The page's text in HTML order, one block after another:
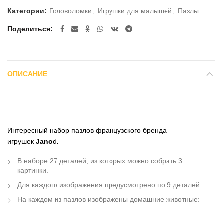
Категории: Головоломки Игрушки для малышей Пазлы
Поделиться
ОПИСАНИЕ
Интересный набор пазлов французского бренда
игрушек Janod.
В наборе 27 деталей, из которых можно собрать 3
картинки.
Для каждого изображения предусмотрено по 9 деталей.
На каждом из пазлов изображены домашние животные: